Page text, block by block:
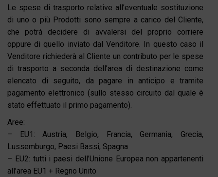
Le spese di trasporto relative all’eventuale sostituzione
di uno o più Prodotti sono sempre a carico del Cliente,
che potrà decidere di avvalersi del proprio corriere
oppure di quello inviato dal Venditore. In questo caso il
Venditore richiederà al Cliente un contributo per le spese
di trasporto a seconda dell’area di destinazione come
elencato di seguito, da pagare in anticipo e tramite
pagamento elettronico (sullo stesso circuito dal quale è
stato effettuato il primo pagamento).
Aree:
– EU1: Austria, Belgio, Francia, Germania, Grecia,
Lussemburgo, Paesi Bassi, Spagna
– EU2: tutti i paesi dell’Unione Europea non appartenenti
all’area EU1 + Regno Unito